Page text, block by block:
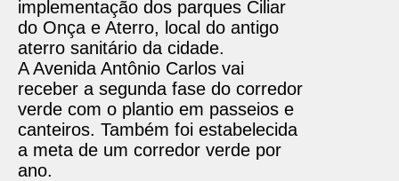
implementação dos parques Ciliar
do Onça e Aterro, local do antigo
aterro sanitário da cidade.
A Avenida Antônio Carlos vai
receber a segunda fase do corredor
verde com o plantio em passeios e
canteiros. Também foi estabelecida
a meta de um corredor verde por
ano.